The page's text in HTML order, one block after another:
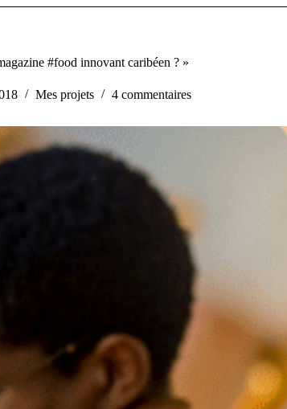
#food innovant caribéen ? »
Mes projets 4 commentaires